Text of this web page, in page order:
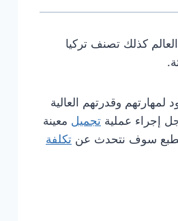
كذلك تصنف تركيا
لمهارتهم وقدرتهم العالية
إجراء عملية تجميل معينة
سوف نتحدث عن تكلفة